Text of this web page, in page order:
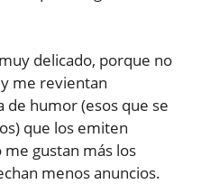
delicado, porque no
me revientan
de humor (esos que se
que los emiten
gustan más los
menos anuncios.